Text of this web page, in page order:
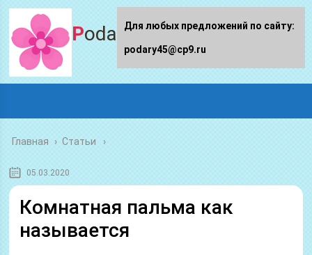
Podary45.ru
Главная › Статьи
05.03.2020
Комнатная пальма как
называется
Для любых предложений по сайту:
podary45@cp9.ru